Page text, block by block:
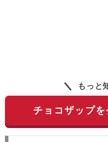
もっと
チョコザップ